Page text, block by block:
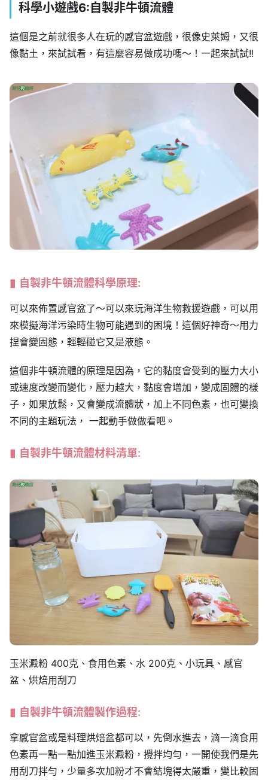
科學小遊戲6:自製非牛頓流體
這個是之前就很多人在玩的感官盆遊戲，很像史萊姆，又很
像黏土，來試試看，有這麼容易做成功嗎～！一起來試試!!
自製非牛頓流體科學原理:
可以來佈置感官盆了～可以來玩海洋生物救援遊戲，可以用
來模擬海洋污染時生物可能遇到的困境！這個好神奇～用力
捏會變固態，輕輕碰它又是液態。
這個非牛頓流體的原理是因為，它的黏度會受到的壓力大小
或速度改變而變化，壓力越大，黏度會增加，變成固體的樣
子，如果放鬆，又會變成流體狀，加上不同色素，也可變換
不同的主題玩法， 一起動手做做看吧。
自製非牛頓流體材料清單:
玉米澱粉 400克、食用色素、水 200克、小玩具、感官
盆、烘焙用刮刀
自製非牛頓流體製作過程:
拿感官盆或是料理烘焙盆都可以，先倒水進去，滴一滴食用
色素再一點一點加進玉米澱粉，攪拌均勻，一開使我們是先
用刮刀拌勻，少量多次加粉才不會結塊得太嚴重，變比較固